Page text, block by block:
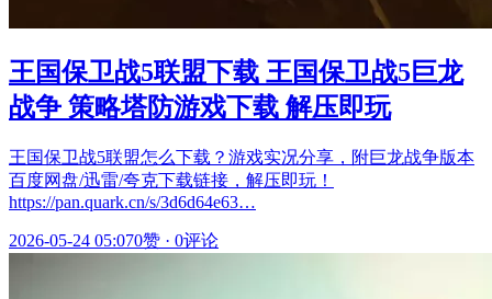
王国保卫战5联盟下载 王国保卫战5巨龙
战争 策略塔防游戏下载 解压即玩
王国保卫战5联盟怎么下载？游戏实况分享，附巨龙战争版本
百度网盘/迅雷/夸克下载链接，解压即玩！
https://pan.quark.cn/s/3d6d64e63…
2026-05-24 05:070赞 · 0评论